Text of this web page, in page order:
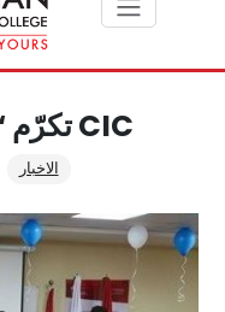
الاخبار